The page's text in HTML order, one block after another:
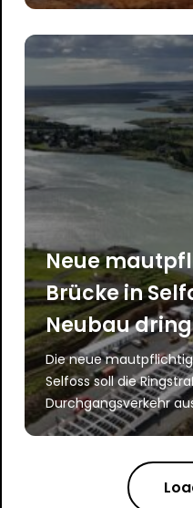
Neue
Brücke in
Neubau
Die neue
Selfoss soll die
Durchgangsverkehr